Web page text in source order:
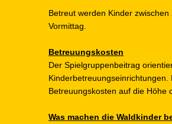
Betreut werden Kinder
Vormittag.
Betreuungskosten
Der Spielgruppenbeitrag
Betreuungskosten auf die Höhe
Was machen die Waldkinder